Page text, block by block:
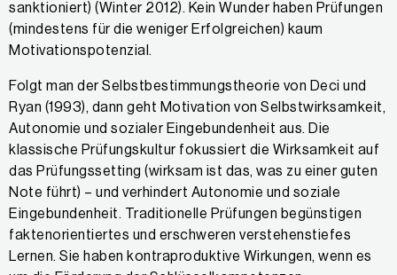
sanktioniert) (Winter 2012). Kein Wunder haben Prüfungen
(mindestens für die weniger Erfolgreichen) kaum
Motivationspotenzial.
Folgt man der Selbstbestimmungstheorie von Deci und
Ryan (1993), dann geht Motivation von Selbstwirksamkeit,
Autonomie und sozialer Eingebundenheit aus. Die
klassische Prüfungskultur fokussiert die Wirksamkeit auf
das Prüfungssetting (wirksam ist das, was zu einer guten
Note führt) – und verhindert Autonomie und soziale
Eingebundenheit. Traditionelle Prüfungen begünstigen
faktenorientiertes und erschweren verstehenstiefes
Lernen. Sie haben kontraproduktive Wirkungen, wenn es